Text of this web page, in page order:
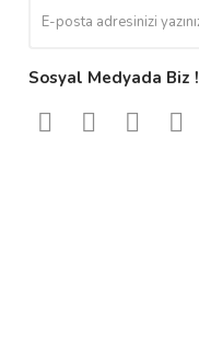
Sosyal Medyada Biz !